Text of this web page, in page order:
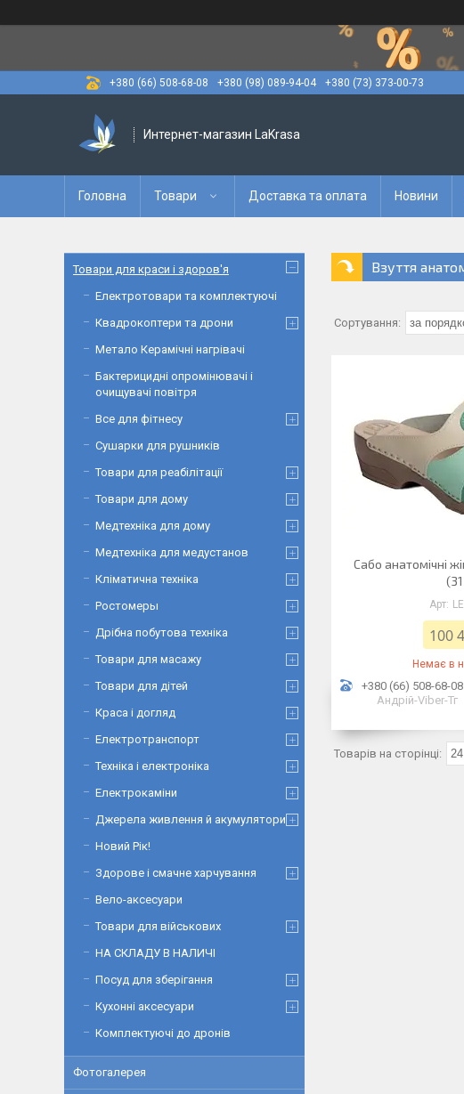
+380 (66) 508-68-08 +380 (98) 089-94-04 +380 (73) 373-00-73
Интернет-магазин LaKrasa
Головна Товари Доставка та оплата Новини
Взуття
Сабо анатомічні
100
Немає в
+380 (66) 508-68-08
Андрій-Viber-Тг
Товари для краси і здоров'я
Електротовари та комплектуючі
Квадрокоптери та дрони
Метало Керамічні нагрівачі
Бактерицидні опромінювачі і
очищувачі повітря
Все для фітнесу
Сушарки для рушників
Товари для реабілітації
Товари для дому
Медтехніка для дому
Медтехніка для медустанов
Кліматична техніка
Ростомеры
Дрібна побутова техніка
Товари для масажу
Товари для дітей
Краса і догляд
Електротранспорт
Техніка і електроніка
Електрокаміни
Джерела живлення й акумулятори
Новий Рік!
Здорове і смачне харчування
Вело-аксесуари
Товари для військових
НА СКЛАДУ В НАЛИЧІ
Посуд для зберігання
Кухонні аксесуари
Комплектуючі до дронів
Фотогалерея